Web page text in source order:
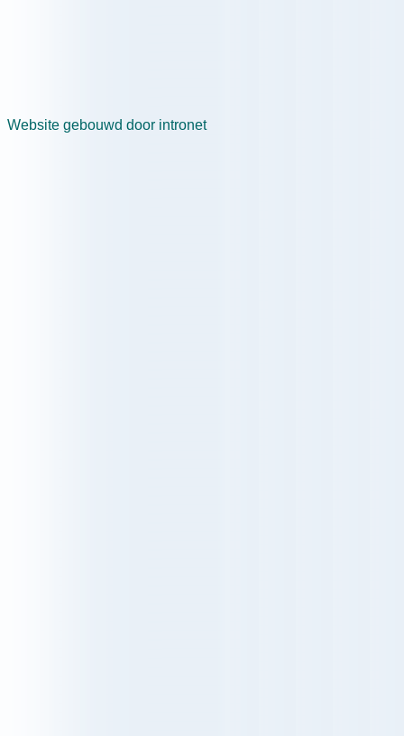
Website gebouwd door intronet